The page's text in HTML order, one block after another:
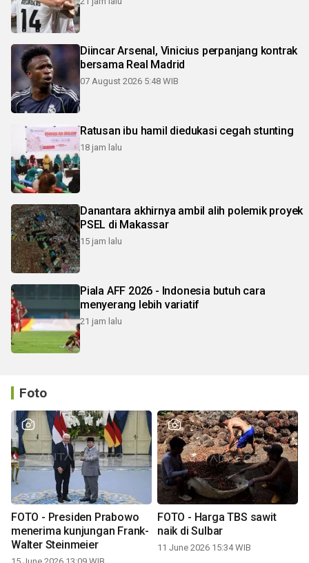
Diincar Arsenal, Vinicius perpanjang kontrak
bersama Real Madrid
07 August 2026 5:48 WIB
Ratusan ibu hamil diedukasi cegah stunting
18 jam lalu
Danantara akhirnya ambil alih polemik proyek
PSEL di Makassar
15 jam lalu
Piala AFF 2026 - Indonesia butuh cara
menyerang lebih variatif
21 jam lalu
Foto
FOTO - Presiden Prabowo
menerima kunjungan Frank-
Walter Steinmeier
FOTO - Harga TBS sawit
naik di Sulbar
11 June 2026 15:34 WIB